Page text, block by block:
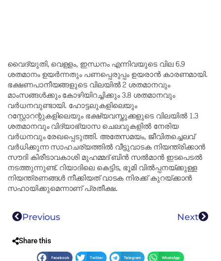
വൈദ്യുതി, വെള്ളം, ഇന്ധനം എന്നിവയുടെ വില 6.9
ശതമാനം ഉയർന്നതും പണപ്പെരുപ്പം ഉയരാൻ കാരണമായി.
ഭക്ഷണപാനീയങ്ങളുടെ വിലയിൽ 2 ശതമാനവും
മാംസങ്ങൾക്കും കോഴിയിറച്ചിക്കും 3.8 ശതമാനവും
വർധനവുണ്ടായി. ഹോട്ടലുകളിലെയും
റസ്റ്റോറന്റുകളിലെയും ഭക്ഷ്യവസ്തുക്കളുടെ വിലയിൽ 1.3
ശതമാനവും വിദ്യാഭ്യാസ ചെലവുകളിൽ നേരിയ
വർധനവും രേഖപ്പെടുത്തി. അതേസമയം, ജീവിതച്ചെലവ്
വർധിക്കുന്ന സാഹചര്യത്തിൽ വീട്ടുവാടക നിയന്ത്രിക്കാൻ
സൗദി കിരീടാവകാശി മുഹമ്മദ് ബിൻ സൽമാൻ ഇടപെടൽ
നടത്തുന്നുണ്ട്. റിയാദിലെ കെട്ടിട, ഭൂമി വിൽപ്പനയ്ക്കുള്ള
നിയന്ത്രണങ്ങൾ നീക്കിയത് വാടക നിരക്ക് കുറയ്ക്കാൻ
സഹായിക്കുമെന്നാണ് പ്രതീക്ഷ.
Previous Next
Share this
Facebook Twitter Telegram WhatsApp